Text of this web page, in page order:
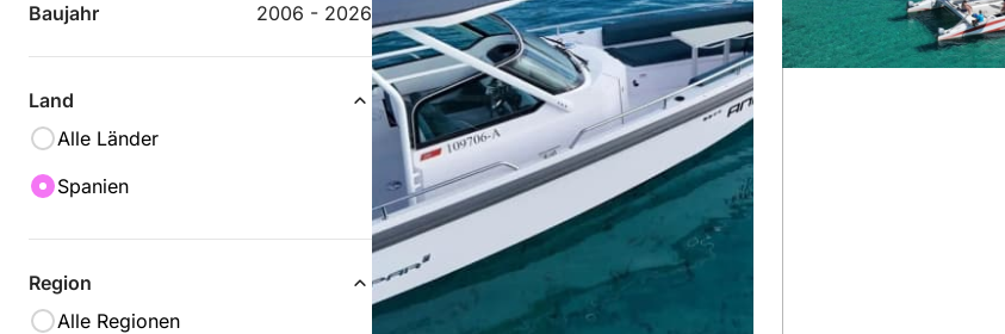
Baujahr 2006 - 2026
Land
Alle Länder
Spanien
Region
Alle Regionen